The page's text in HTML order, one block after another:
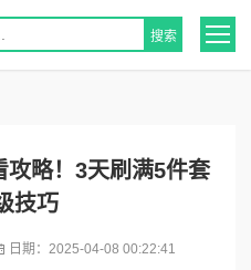
攻略！3天刷满5件套
技巧
日期： 2025-04-08 00:22:41